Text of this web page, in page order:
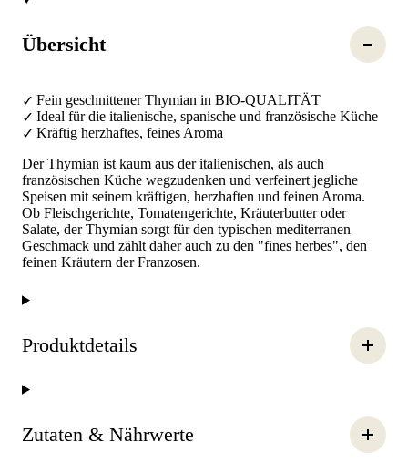
Übersicht
Fein geschnittener Thymian in BIO-QUALITÄT
Ideal für die italienische, spanische und französische Küche
Kräftig herzhaftes, feines Aroma
Der Thymian ist kaum aus der italienischen, als auch
französischen Küche wegzudenken und verfeinert jegliche
Speisen mit seinem kräftigen, herzhaften und feinen Aroma.
Ob Fleischgerichte, Tomatengerichte, Kräuterbutter oder
Salate, der Thymian sorgt für den typischen mediterranen
Geschmack und zählt daher auch zu den "fines herbes", den
feinen Kräutern der Franzosen.
Produktdetails
Zutaten & Nährwerte